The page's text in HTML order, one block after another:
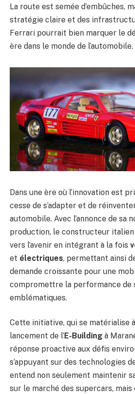
La route est semée d’embûches,
stratégie claire et des
Ferrari pourrait bien marquer le
ère dans le monde de l’automobile.
Dans une ère où l’innovation est
cesse de s’adapter et de
automobile. Avec l’annonce de sa
production, le constructeur
vers l’avenir en intégrant à la fois
et électriques, permettant ainsi
demande croissante pour une
compromettre la performance de
emblématiques.
Cette initiative, qui se matérialise
lancement de l’E-Building à
réponse proactive aux défis
s’appuyant sur des technologies
entend non seulement maintenir
sur le marché des supercars, mais